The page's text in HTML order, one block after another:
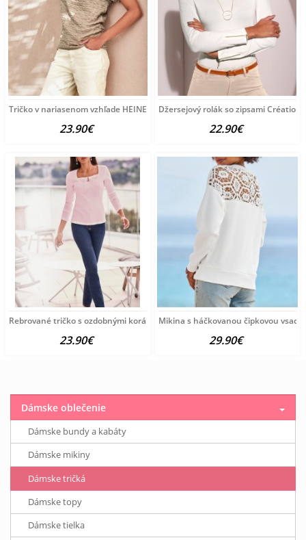
Tričko v nariasenom vzhľade HEINE, sivobéžové
23.90€
Džersejový rolák so zipsami Création
22.90€
Rebrované tričko s ozdobnými korálkami Ashley Brooke, ružové
23.90€
Mikina s háčkovanou čipkovou
29.90€
Dámske oblečenie
Dámske bundy a kabáty
Dámske mikiny
Dámske tričká
Dámske topy
Dámske tielka